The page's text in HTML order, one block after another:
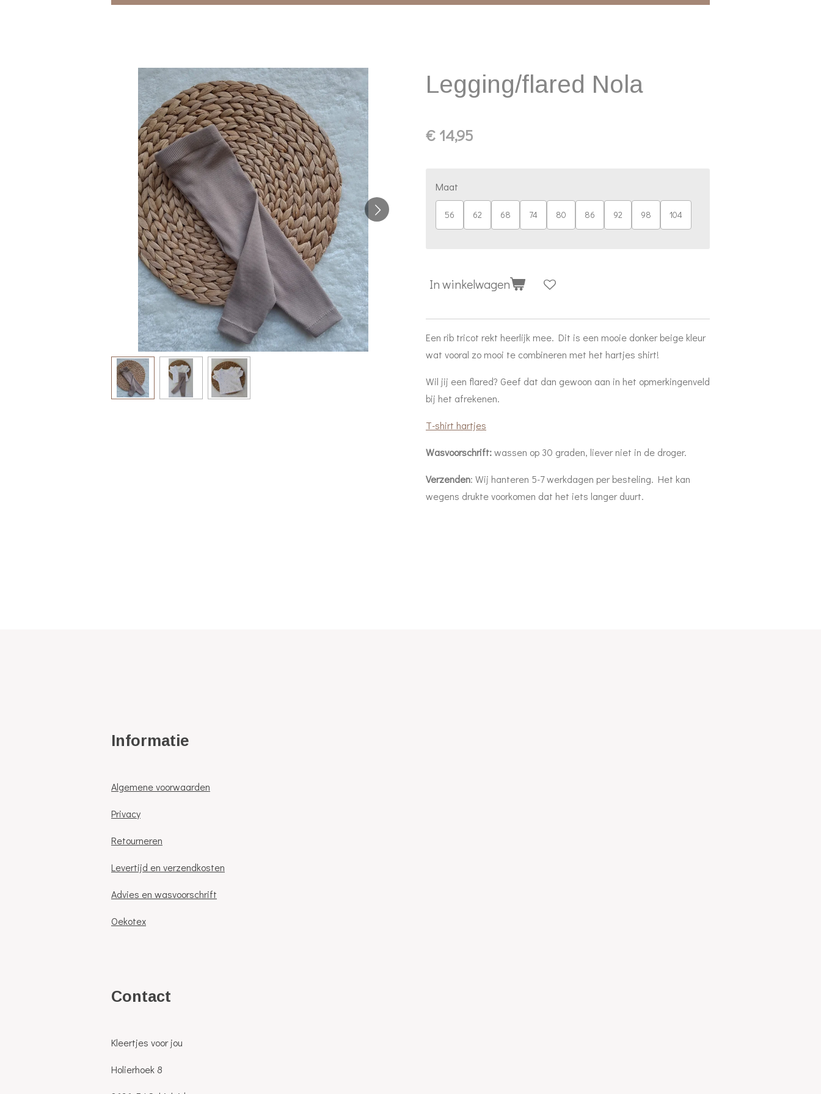
Legging/flared Nola
€ 14,95
Maat
56 62 68 74 80 86 92 98 104
In winkelwagen
Een rib tricot rekt heerlijk mee. Dit is een mooie donker beige kleur
wat vooral zo mooi te combineren met het hartjes shirt!
Wil jij een flared? Geef dat dan gewoon aan in het opmerkingenveld
bij het afrekenen.
T-shirt hartjes
Wasvoorschrift:wassen op 30 graden, liever niet in de droger.
Verzenden: Wij hanteren 5-7 werkdagen per besteling. Het kan
wegens drukte voorkomen dat het iets langer duurt.
Informatie
Algemene voorwaarden
Privacy
Retourneren
Levertijd en verzendkosten
Advies en wasvoorschrift
Oekotex
Contact
Kleertjes voor jou
Holierhoek 8